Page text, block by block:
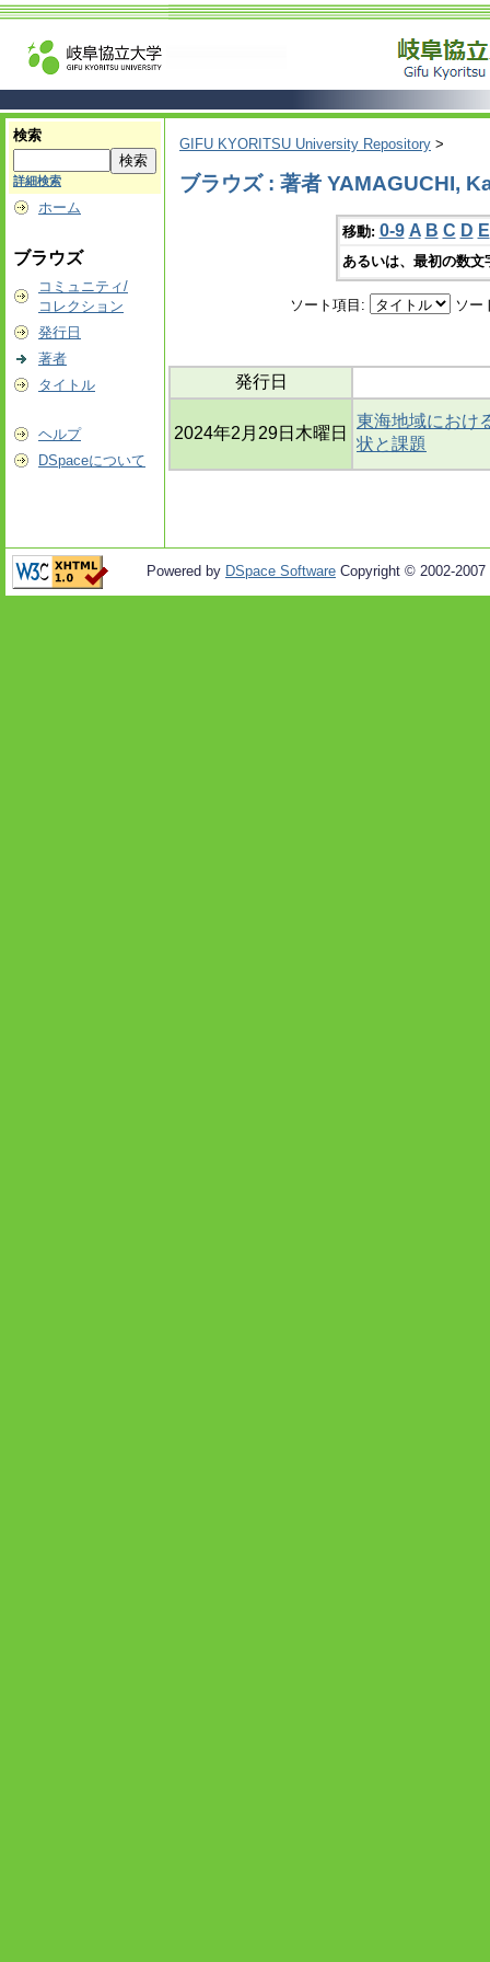
検索
詳細検索
ホーム
ブラウズ
コミュニティ/
コレクション
発行日
著者
タイトル
ヘルプ
DSpaceについて
GIFU KYORITSU University Repository >
ブラウズ : 著者 YAMAGUCHI,
移動: 0-9 A B C D E
あるいは、最初の数
ソート項目: ソー
発行日
2024年2月29日木曜日
東海地域におけ
状と課題
Powered by DSpace Software Copyright © 2002-2007